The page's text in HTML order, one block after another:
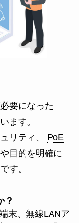
要になった
ます。
リティ、 PoE
目的を明確に
す。
？
末、無線LANア